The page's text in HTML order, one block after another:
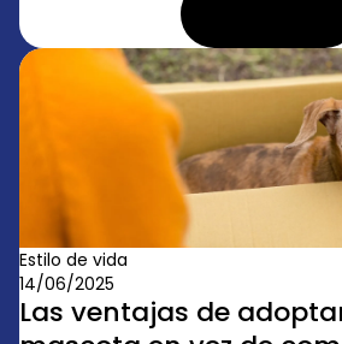
Estilo de vida
14/06/2025
Las ventajas de